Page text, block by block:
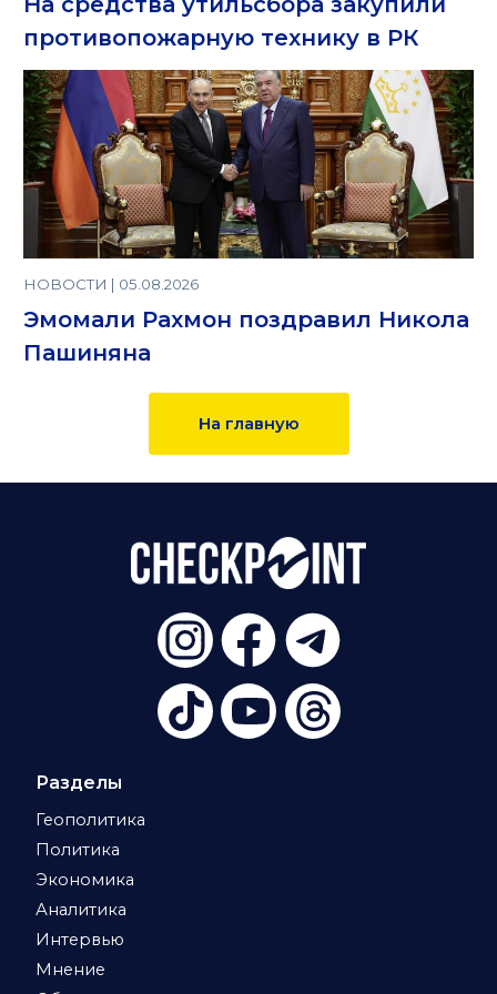
противопожарную технику в РК
НОВОСТИ | 05.08.2026
Эмомали Рахмон поздравил Никола
Пашиняна
На главную
Разделы
Геополитика
Политика
Экономика
Аналитика
Интервью
Мнение